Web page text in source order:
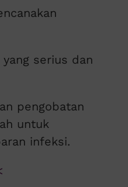
serius dan
pengobatan
untuk
infeksi.